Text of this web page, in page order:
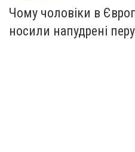
Чому чоловіки в
носили напудрені